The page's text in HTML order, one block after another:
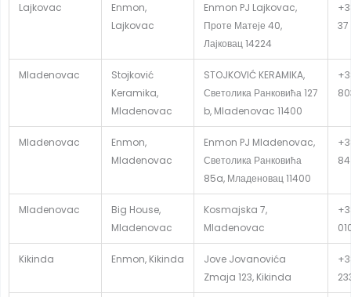
Lajkovac
Enmon,
Lajkovac
Enmon PJ Lajkovac,
Проте Матеје 40,
Лајковац 14224
37
Mladenovac
Stojković
Keramika,
Mladenovac
STOJKOVIĆ KERAMIKA,
Светолика Ранковића 127
b, Mladenovac 11400
Mladenovac
Enmon,
Mladenovac
Enmon PJ Mladenovac,
Светолика Ранковића
85a, Младеновац 11400
84
Mladenovac
Big House,
Mladenovac
Kosmajska 7,
Mladenovac
Kikinda Enmon, Kikinda
Jove Jovanovića
Zmaja 123, Kikinda